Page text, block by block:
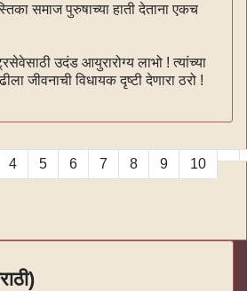
समाज पुरुषाच्या हाती देताना एकच
उदंड आयुरारोग्य लाभो ! त्यांच्या
जीवनाची विधायक दृष्टी देणारा ठरो !
4 5 6 7 8 9 10